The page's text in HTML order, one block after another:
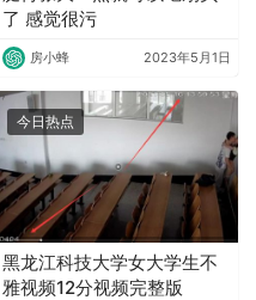
了 感觉很污
房小蜂 2023年5月1日
今日热点
黑龙江科技大学女大学生不
雅视频12分视频完整版